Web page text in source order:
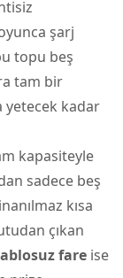
şarj
topu beş
tam bir
yetecek kadar
kapasiteyle
sadece beş
kısa
çıkan
fare ise